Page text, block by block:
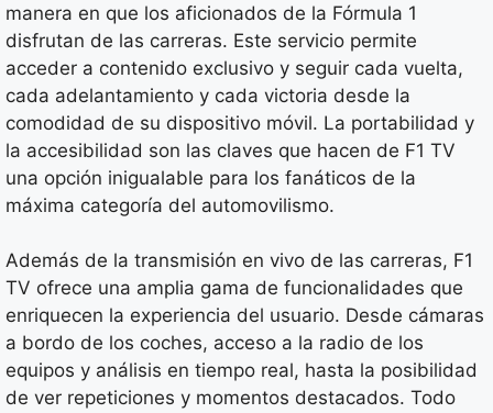
manera en que los aficionados de la Fórmula 1
disfrutan de las carreras. Este servicio permite
acceder a contenido exclusivo y seguir cada vuelta,
cada adelantamiento y cada victoria desde la
comodidad de su dispositivo móvil. La portabilidad y
la accesibilidad son las claves que hacen de F1 TV
una opción inigualable para los fanáticos de la
máxima categoría del automovilismo.
Además de la transmisión en vivo de las carreras, F1
TV ofrece una amplia gama de funcionalidades que
enriquecen la experiencia del usuario. Desde cámaras
a bordo de los coches, acceso a la radio de los
equipos y análisis en tiempo real, hasta la posibilidad
de ver repeticiones y momentos destacados. Todo